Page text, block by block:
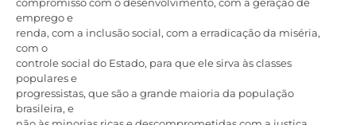
emprego e
renda, com a inclusão social, com a erradicação da miséria,
com o
controle social do Estado, para que ele sirva às classes
populares e
progressistas, que são a grande maioria da população
brasileira, e